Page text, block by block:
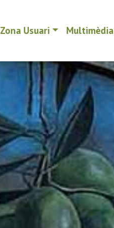
Zona Usuari Multimèdia